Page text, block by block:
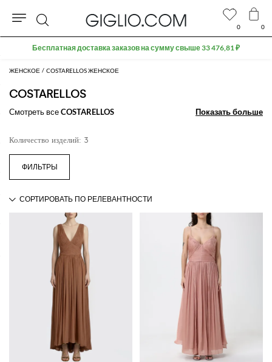
ЖЕНСКОЕ COSTARELLOS ЖЕНСКОЕ
COSTARELLOS
Смотреть всеCOSTARELLOS Показать больше
Показать больше
Количество изделий: 3
0 0
Поиск
Бесплатная доставка заказов на сумму свыше 33 476,81 ₽